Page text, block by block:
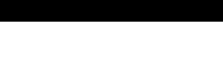
Y SERVICIOS SECTORES